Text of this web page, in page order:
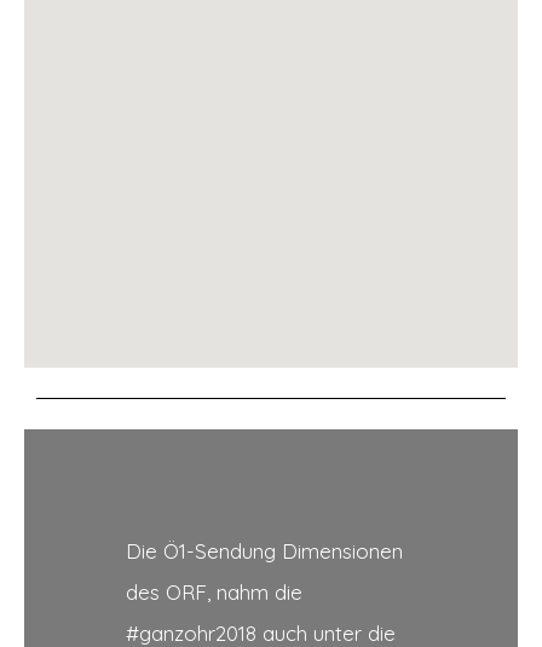
Die Ö1-Sendung Dimensionen
des ORF, nahm die
#ganzohr2018 auch unter die